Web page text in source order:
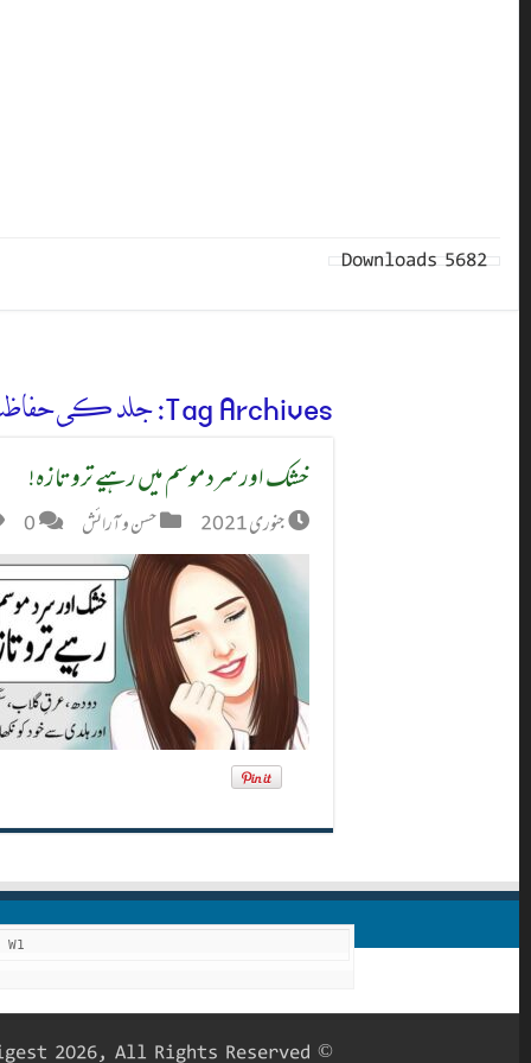
5682
Downloads
Tag Archives: جلد کی
خشک اور سرد موسم میں رہیے ترو تازہ!
جنوری 2021 حسن و آرائش 0
W1
© Copyright Roohani Digest 2026, All Rights Reserved